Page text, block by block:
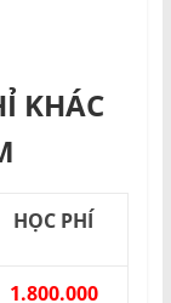
KHÁC
HỌC PHÍ
1.800.000